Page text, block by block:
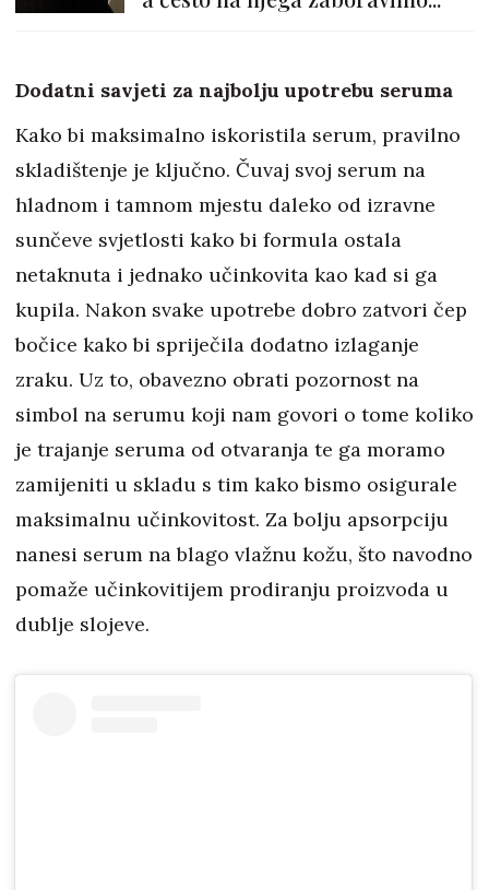
Dodatni savjeti za najbolju upotrebu seruma
Kako bi maksimalno iskoristila serum, pravilno
skladištenje je ključno. Čuvaj svoj serum na
hladnom i tamnom mjestu daleko od izravne
sunčeve svjetlosti kako bi formula ostala
netaknuta i jednako učinkovita kao kad si ga
kupila. Nakon svake upotrebe dobro zatvori čep
bočice kako bi spriječila dodatno izlaganje
zraku. Uz to, obavezno obrati pozornost na
simbol na serumu koji nam govori o tome koliko
je trajanje seruma od otvaranja te ga moramo
zamijeniti u skladu s tim kako bismo osigurale
maksimalnu učinkovitost. Za bolju apsorpciju
nanesi serum na blago vlažnu kožu, što navodno
pomaže učinkovitijem prodiranju proizvoda u
dublje slojeve.